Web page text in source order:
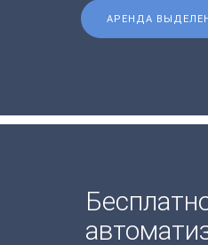
АРЕНДА